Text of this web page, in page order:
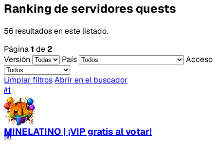
Ranking de servidores quests
56 resultados en este listado.
Página1 de 2
Versión
País
Acceso
Limpiar filtrosAbrir en el buscador
#1
M
MINELATINO | ¡VIP gratis al votar!